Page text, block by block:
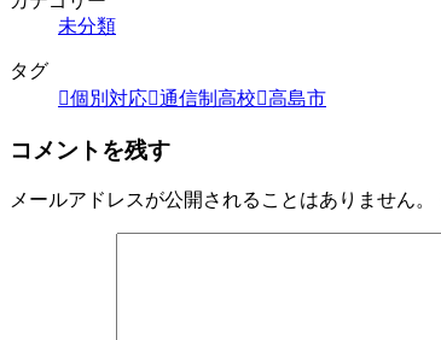
未分類
タグ
個別対応 通信制高校 高島市
コメントを残す
メールアドレスが公開されることはありません。